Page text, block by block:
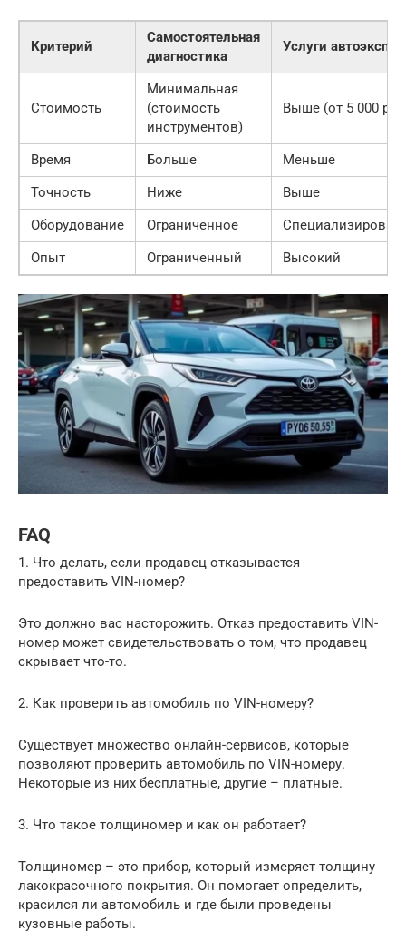
Критерий
Самостоятельная
диагностика
Услуги
Стоимость
Минимальная
(стоимость
инструментов)
Выше (от 5 000
Время Больше
Меньше
Точность
Ниже
Выше
Оборудование
Ограниченное
Опыт
Ограниченный Высокий
FAQ
1. Что делать, если продавец отказывается
предоставить VIN-номер?
Это должно вас насторожить. Отказ предоставить VIN-
номер может свидетельствовать о том, что продавец
скрывает что-то.
2. Как проверить автомобиль по VIN-номеру?
Существует множество онлайн-сервисов, которые
позволяют проверить автомобиль по VIN-номеру.
Некоторые из них бесплатные, другие – платные.
3. Что такое толщиномер и как он работает?
Толщиномер – это прибор, который измеряет толщину
лакокрасочного покрытия. Он помогает определить,
красился ли автомобиль и где были проведены
кузовные работы.